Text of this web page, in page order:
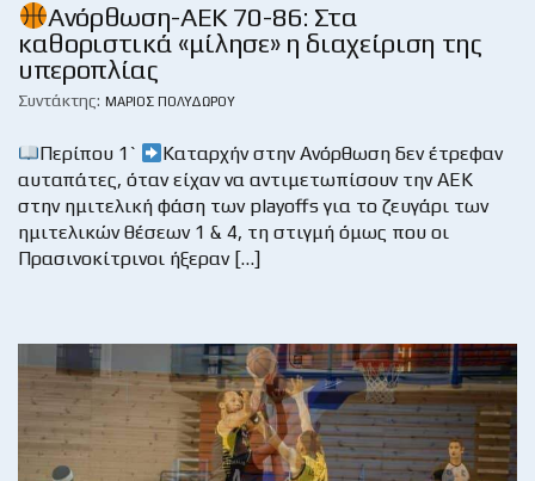
Ανόρθωση-ΑΕΚ 70-86: Στα
καθοριστικά «μίλησε» η διαχείριση της
υπεροπλίας
Συντάκτης: ΜΆΡΙΟΣ ΠΟΛΥΔΏΡΟΥ
Περίπου 1`
Καταρχήν στην Ανόρθωση δεν έτρεφαν
αυταπάτες, όταν είχαν να αντιμετωπίσουν την ΑΕΚ
στην ημιτελική φάση των playoffs για το ζευγάρι των
ημιτελικών θέσεων 1 & 4, τη στιγμή όμως που οι
Πρασινοκίτρινοι ήξεραν […]